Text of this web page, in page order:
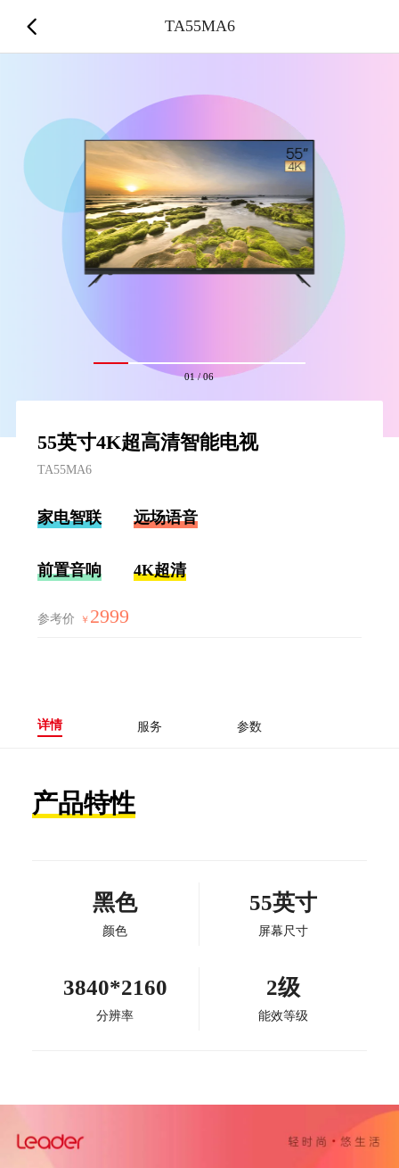
01/06
55英寸4K超高清智能电视
TA55MA6
家电智联 远场语音
前置音响 4K超清
参考价 ￥ 2999
详情 服务 参数
产品特性
黑色
颜色
55英寸
屏幕尺寸
3840*2160
分辨率
2级
能效等级
TA55MA6